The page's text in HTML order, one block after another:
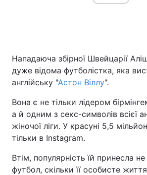
Нападаюча збірної Швейцарії
дуже відома футболістка, яка
англійську "Астон Віллу".
Вона є не тільки лідером
а й одним з секс-символів всієї
жіночої ліги. У красуні 5,5
тільки в Instagram.
Втім, популярність їй принесла
футбол, скільки її особисте